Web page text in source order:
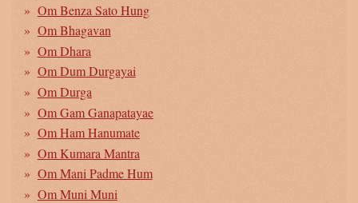
Om Benza Sato Hung
Om Bhagavan
Om Dhara
Om Dum Durgayai
Om Durga
Om Gam Ganapatayae
Om Ham Hanumate
Om Kumara Mantra
Om Mani Padme Hum
Om Muni Muni